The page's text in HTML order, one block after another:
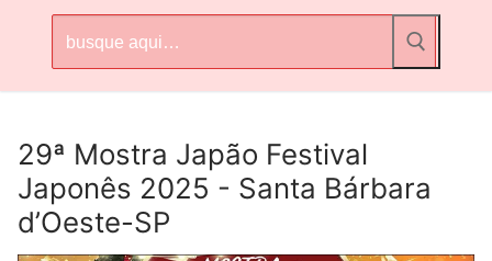
conteúdo
por:
29ª Mostra Japão Festival
Japonês 2025 - Santa Bárbara
d’Oeste-SP